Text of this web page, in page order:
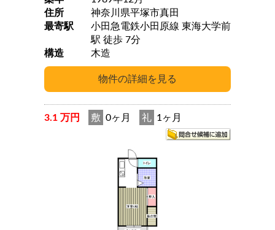
住所
神奈川県平塚市真田
最寄駅
小田急電鉄小田原線 東海大学前
駅 徒歩 7分
構造
木造
3.1 万円 敷 0ヶ月 礼 1ヶ月